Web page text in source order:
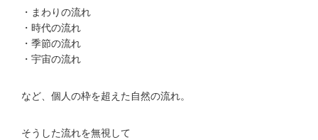
・まわりの流れ
・時代の流れ
・季節の流れ
・宇宙の流れ
など、個人の枠を超えた自然の流れ。
そうした流れを無視して